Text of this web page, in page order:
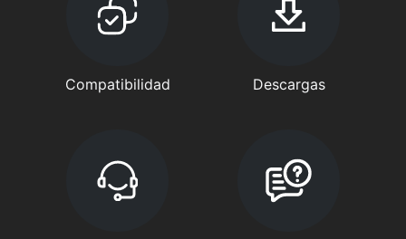
Compatibilidad Descargas